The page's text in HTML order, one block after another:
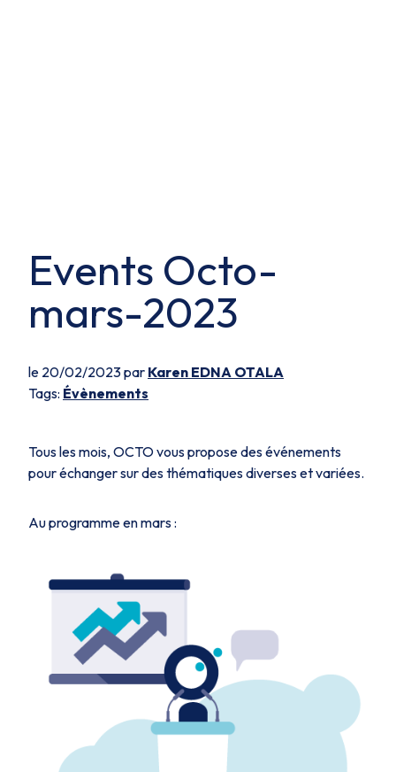
Events Octo-
mars-2023
le 20/02/2023 par Karen EDNA OTALA
Tags: Évènements
Tous les mois, OCTO vous propose des événements
pour échanger sur des thématiques diverses et variées.
Au programme en mars :